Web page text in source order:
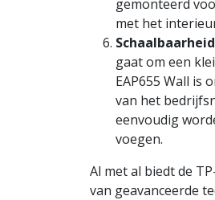
gemonteerd
met het
gaat om een
EAP655 Wall is
van het
eenvoudig
voegen.
Al met al biedt de
van geavanceerde